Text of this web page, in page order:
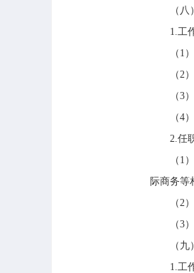
（八）
1.工作
（1）参
（2）
（3）
（4）
2.任职
（1）
际商务等
（2）
（3）
（九）
1.工作